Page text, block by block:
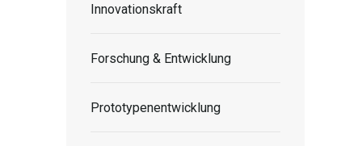
Innovationskraft
Forschung & Entwicklung
Prototypenentwicklung